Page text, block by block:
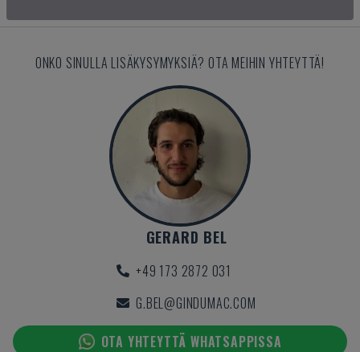
ONKO SINULLA LISÄKYSYMYKSIÄ? OTA MEIHIN YHTEYTTÄ!
GERARD BEL
+49 173 2872 031
G.BEL@GINDUMAC.COM
OTA YHTEYTTÄ WHATSAPPISSA